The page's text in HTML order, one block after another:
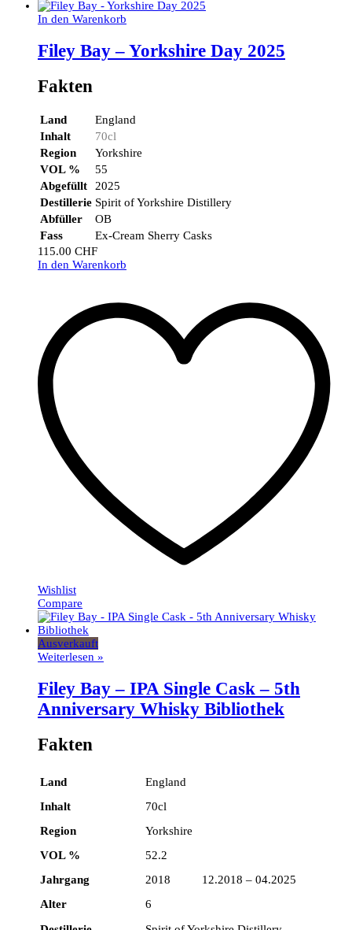
In den Warenkorb
Filey Bay – Yorkshire Day 2025
Fakten
Land
England
Inhalt
70cl
Region
Yorkshire
VOL %
55
Abgefüllt
2025
Destillerie Spirit of Yorkshire Distillery
Abfüller
OB
Fass
Ex-Cream Sherry Casks
115.00 CHF
In den Warenkorb
Wishlist
Compare
Ausverkauft
Weiterlesen »
Filey Bay – IPA Single Cask – 5th
Anniversary Whisky Bibliothek
Fakten
Land
England
Inhalt
70cl
Region
Yorkshire
VOL %
52.2
Jahrgang
2018 12.2018 – 04.2025
Alter
6